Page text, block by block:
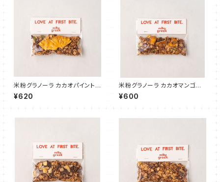
米粉グラノーラ カカオパイント
ロピカル 40g
¥620
米粉グラノーラ カカオマンゴー
トロピカル 40g
¥600